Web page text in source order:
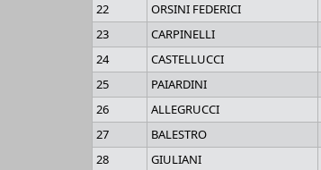
22
ORSINI FEDERICI
23
CARPINELLI
24
CASTELLUCCI
25
PAIARDINI
26
ALLEGRUCCI
27
BALESTRO
28
GIULIANI